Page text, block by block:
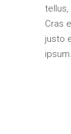
Cras
justo